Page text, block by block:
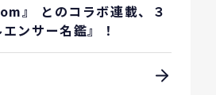
』 とのコラボ連載、３
ンサー名鑑』！